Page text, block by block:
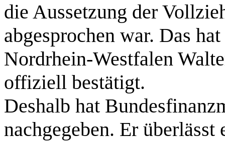
die Aussetzung der
abgesprochen war. Das
Nordrhein-Westfalen
offiziell bestätigt.
Deshalb hat
nachgegeben. Er